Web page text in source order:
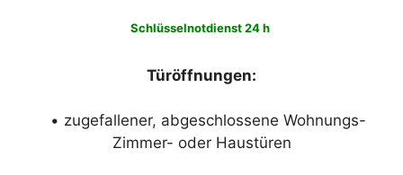
Schlüsselnotdienst 24 h
Türöffnungen:
• zugefallener, abgeschlossene Wohnungs-
Zimmer- oder Haustüren